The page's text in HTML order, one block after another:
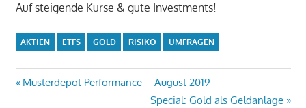
Auf steigende Kurse & gute Investments!
AKTIEN ETFS GOLD RISIKO UMFRAGEN
Beitragsnavigation
Vorheriger
Musterdepot Performance – August 2019
Nächster
Special: Gold als Geldanlage